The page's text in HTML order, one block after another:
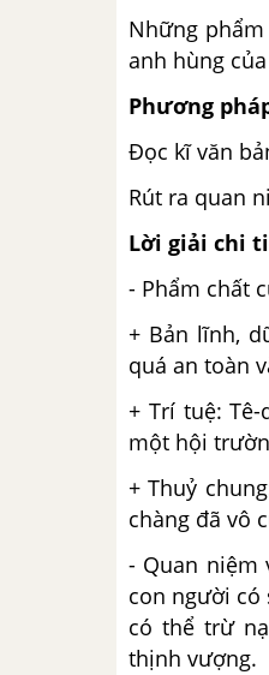
Những phẩm
anh hùng
Phương
Đọc kĩ văn
Rút ra quan
Lời giải chi
- Phẩm chất
+ Bản lĩnh,
quá an toàn
+ Trí tuệ:
một hội
+ Thuỷ
chàng đã vô
- Quan niệm
con người có
có thể trừ
thịnh vượng.